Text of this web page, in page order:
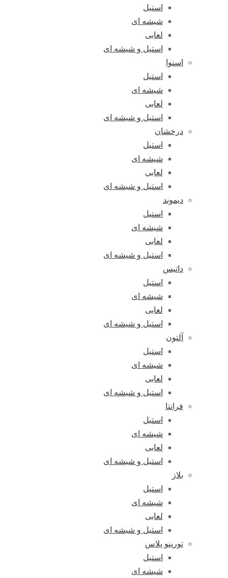
استیل
شیشه ای
لعابی
استیل و شیشه ای
اسنوا
استیل
شیشه ای
لعابی
استیل و شیشه ای
درخشان
استیل
شیشه ای
لعابی
استیل و شیشه ای
دیموند
استیل
شیشه ای
لعابی
استیل و شیشه ای
داتیس
استیل
شیشه ای
لعابی
استیل و شیشه ای
آلتون
استیل
شیشه ای
لعابی
استیل و شیشه ای
فرانتا
استیل
شیشه ای
لعابی
استیل و شیشه ای
بلاز
استیل
شیشه ای
لعابی
استیل و شیشه ای
تورینو پلاس
استیل
شیشه ای